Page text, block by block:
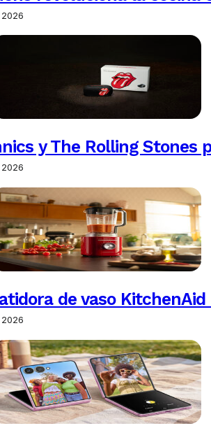
y The Rolling Stones
de vaso